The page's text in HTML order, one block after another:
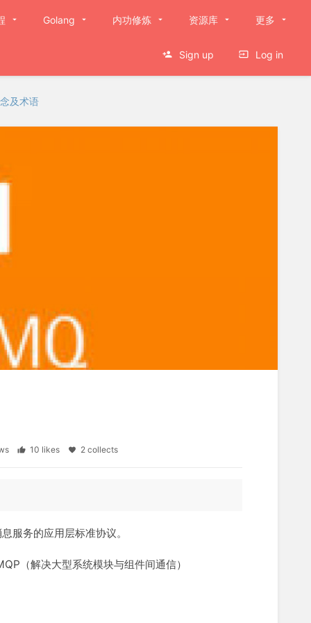
Golang 内功修炼 资源库 更多
Sign up Log in
及术语
10 likes 2 collects
务的应用层标准协议。
（解决大型系统模块与组件间通信）